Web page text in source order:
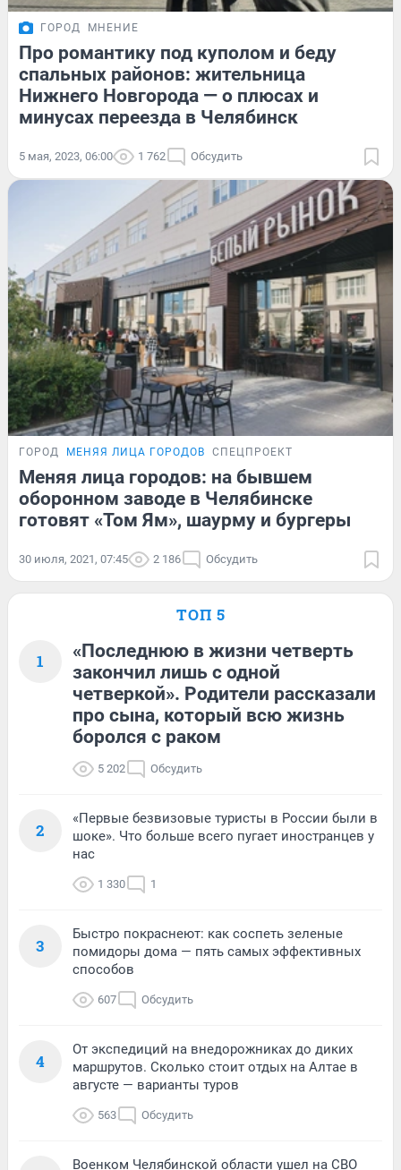
ГОРОД МНЕНИЕ
Про романтику под куполом и беду
спальных районов: жительница
Нижнего Новгорода — о плюсах и
минусах переезда в Челябинск
5 мая, 2023, 06:00 1 762 Обсудить
ГОРОД МЕНЯЯ ЛИЦА ГОРОДОВ СПЕЦПРОЕКТ
Меняя лица городов: на бывшем
оборонном заводе в Челябинске
готовят «Том Ям», шаурму и бургеры
30 июля, 2021, 07:45 2 186 Обсудить
ТОП 5
1
«Последнюю в жизни четверть
закончил лишь с одной
четверкой». Родители рассказали
про сына, который всю жизнь
боролся с раком
5 202 Обсудить
2
«Первые безвизовые туристы в России были в
шоке». Что больше всего пугает иностранцев у
нас
1 330 1
3
Быстро покраснеют: как соспеть зеленые
помидоры дома — пять самых эффективных
способов
607 Обсудить
4
От экспедиций на внедорожниках до диких
маршрутов. Сколько стоит отдых на Алтае в
августе — варианты туров
563 Обсудить
Военком Челябинской области ушел на СВО